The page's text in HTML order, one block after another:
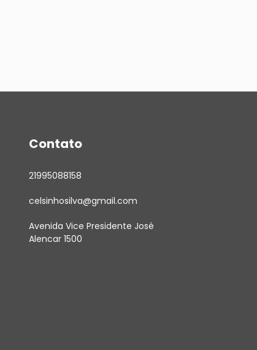
Contato
21995088158
celsinhosilva@gmail.com
Avenida Vice Presidente José
Alencar 1500